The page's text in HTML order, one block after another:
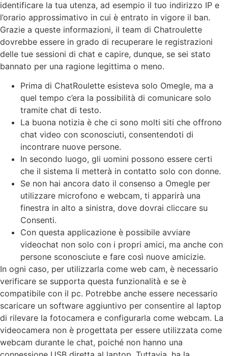
identificare la tua utenza, ad esempio il tuo indirizzo IP e
l’orario approssimativo in cui è entrato in vigore il ban.
Grazie a queste informazioni, il team di Chatroulette
dovrebbe essere in grado di recuperare le registrazioni
delle tue sessioni di chat e capire, dunque, se sei stato
bannato per una ragione legittima o meno.
Prima di ChatRoulette esisteva solo Omegle, ma a
quel tempo c’era la possibilità di comunicare solo
tramite chat di testo.
La buona notizia è che ci sono molti siti che offrono
chat video con sconosciuti, consentendoti di
incontrare nuove persone.
In secondo luogo, gli uomini possono essere certi
che il sistema li metterà in contatto solo con donne.
Se non hai ancora dato il consenso a Omegle per
utilizzare microfono e webcam, ti apparirà una
finestra in alto a sinistra, dove dovrai cliccare su
Consenti.
Con questa applicazione è possibile avviare
videochat non solo con i propri amici, ma anche con
persone sconosciute e fare così nuove amicizie.
In ogni caso, per utilizzarla come web cam, è necessario
verificare se supporta questa funzionalità e se è
compatibile con il pc. Potrebbe anche essere necessario
scaricare un software aggiuntivo per consentire al laptop
di rilevare la fotocamera e configurarla come webcam. La
videocamera non è progettata per essere utilizzata come
webcam durante le chat, poiché non hanno una